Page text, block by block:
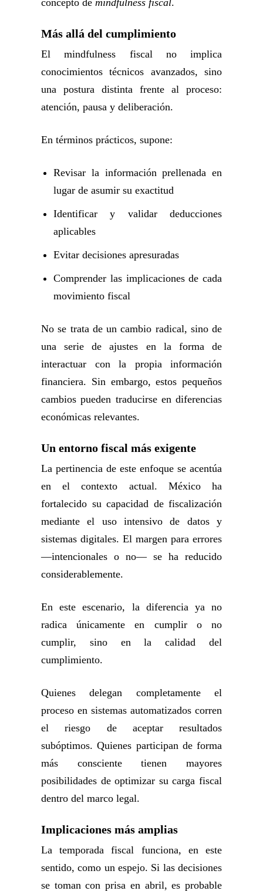
concepto de mindfulness fiscal.
Más allá del cumplimiento
El mindfulness fiscal no implica
conocimientos técnicos avanzados, sino
una postura distinta frente al proceso:
atención, pausa y deliberación.
En términos prácticos, supone:
Revisar la información prellenada en
lugar de asumir su exactitud
Identificar y validar deducciones
aplicables
Evitar decisiones apresuradas
Comprender las implicaciones de cada
movimiento fiscal
No se trata de un cambio radical, sino de
una serie de ajustes en la forma de
interactuar con la propia información
financiera. Sin embargo, estos pequeños
cambios pueden traducirse en diferencias
económicas relevantes.
Un entorno fiscal más exigente
La pertinencia de este enfoque se acentúa
en el contexto actual. México ha
fortalecido su capacidad de fiscalización
mediante el uso intensivo de datos y
sistemas digitales. El margen para errores
—intencionales o no— se ha reducido
considerablemente.
En este escenario, la diferencia ya no
radica únicamente en cumplir o no
cumplir, sino en la calidad del
cumplimiento.
Quienes delegan completamente el
proceso en sistemas automatizados corren
el riesgo de aceptar resultados
subóptimos. Quienes participan de forma
más consciente tienen mayores
posibilidades de optimizar su carga fiscal
dentro del marco legal.
Implicaciones más amplias
La temporada fiscal funciona, en este
sentido, como un espejo. Si las decisiones
se toman con prisa en abril, es probable